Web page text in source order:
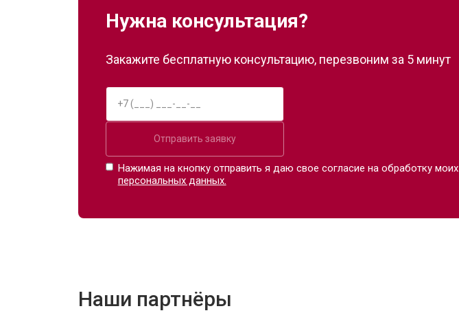
Нужна консультация?
Закажите бесплатную консультацию, перезвоним за 5 минут
Отправить заявку
Нажимая на кнопку отправить я даю свое согласие на обработку моих
персональных данных.
Наши партнёры